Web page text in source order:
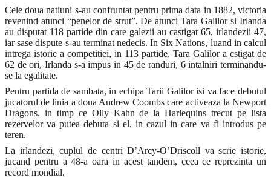
Cele doua natiuni s-au confruntat pentru prima data in 1882, victoria
revenind atunci “penelor de strut”. De atunci Tara Galilor si Irlanda
au disputat 118 partide din care galezii au castigat 65, irlandezii 47,
iar sase dispute s-au terminat nedecis. In Six Nations, luand in calcul
intrega istorie a competitiei, in 113 partide, Tara Galilor a cstigat de
62 de ori, Irlanda s-a impus in 45 de randuri, 6 intalniri terminandu-
se la egalitate.
Pentru partida de sambata, in echipa Tarii Galilor isi va face debutul
jucatorul de linia a doua Andrew Coombs care activeaza la Newport
Dragons, in timp ce Olly Kahn de la Harlequins trecut pe lista
rezervelor va putea debuta si el, in cazul in care va fi introdus pe
teren.
La irlandezi, cuplul de centri D’Arcy-O’Driscoll va scrie istorie,
jucand pentru a 48-a oara in acest tandem, ceea ce reprezinta un
record mondial.